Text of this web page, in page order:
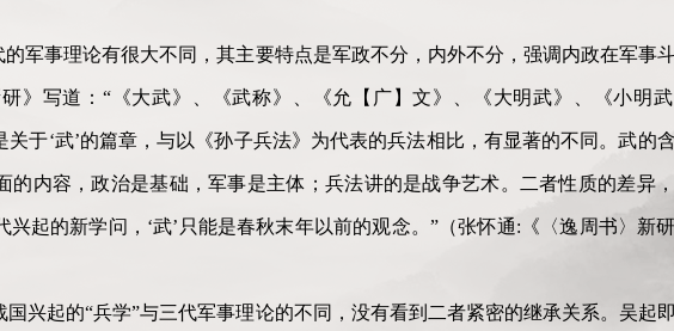
的军事理论有很大不同，其主要特点是军政不分，内外不分，强调内政在军事
》写道：“《大武》、《武称》、《允【广】文》、《大明武》、《小明
于‘武’的篇章，与以《孙子兵法》为代表的兵法相比，有显著的不同。武的
的内容，政治是基础，军事是主体；兵法讲的是战争艺术。二者性质的差异
兴起的新学问，‘武’只能是春秋末年以前的观念。”（张怀通:《〈逸周书〉新
兴起的“兵学”与三代军事理论的不同，没有看到二者紧密的继承关系。吴起